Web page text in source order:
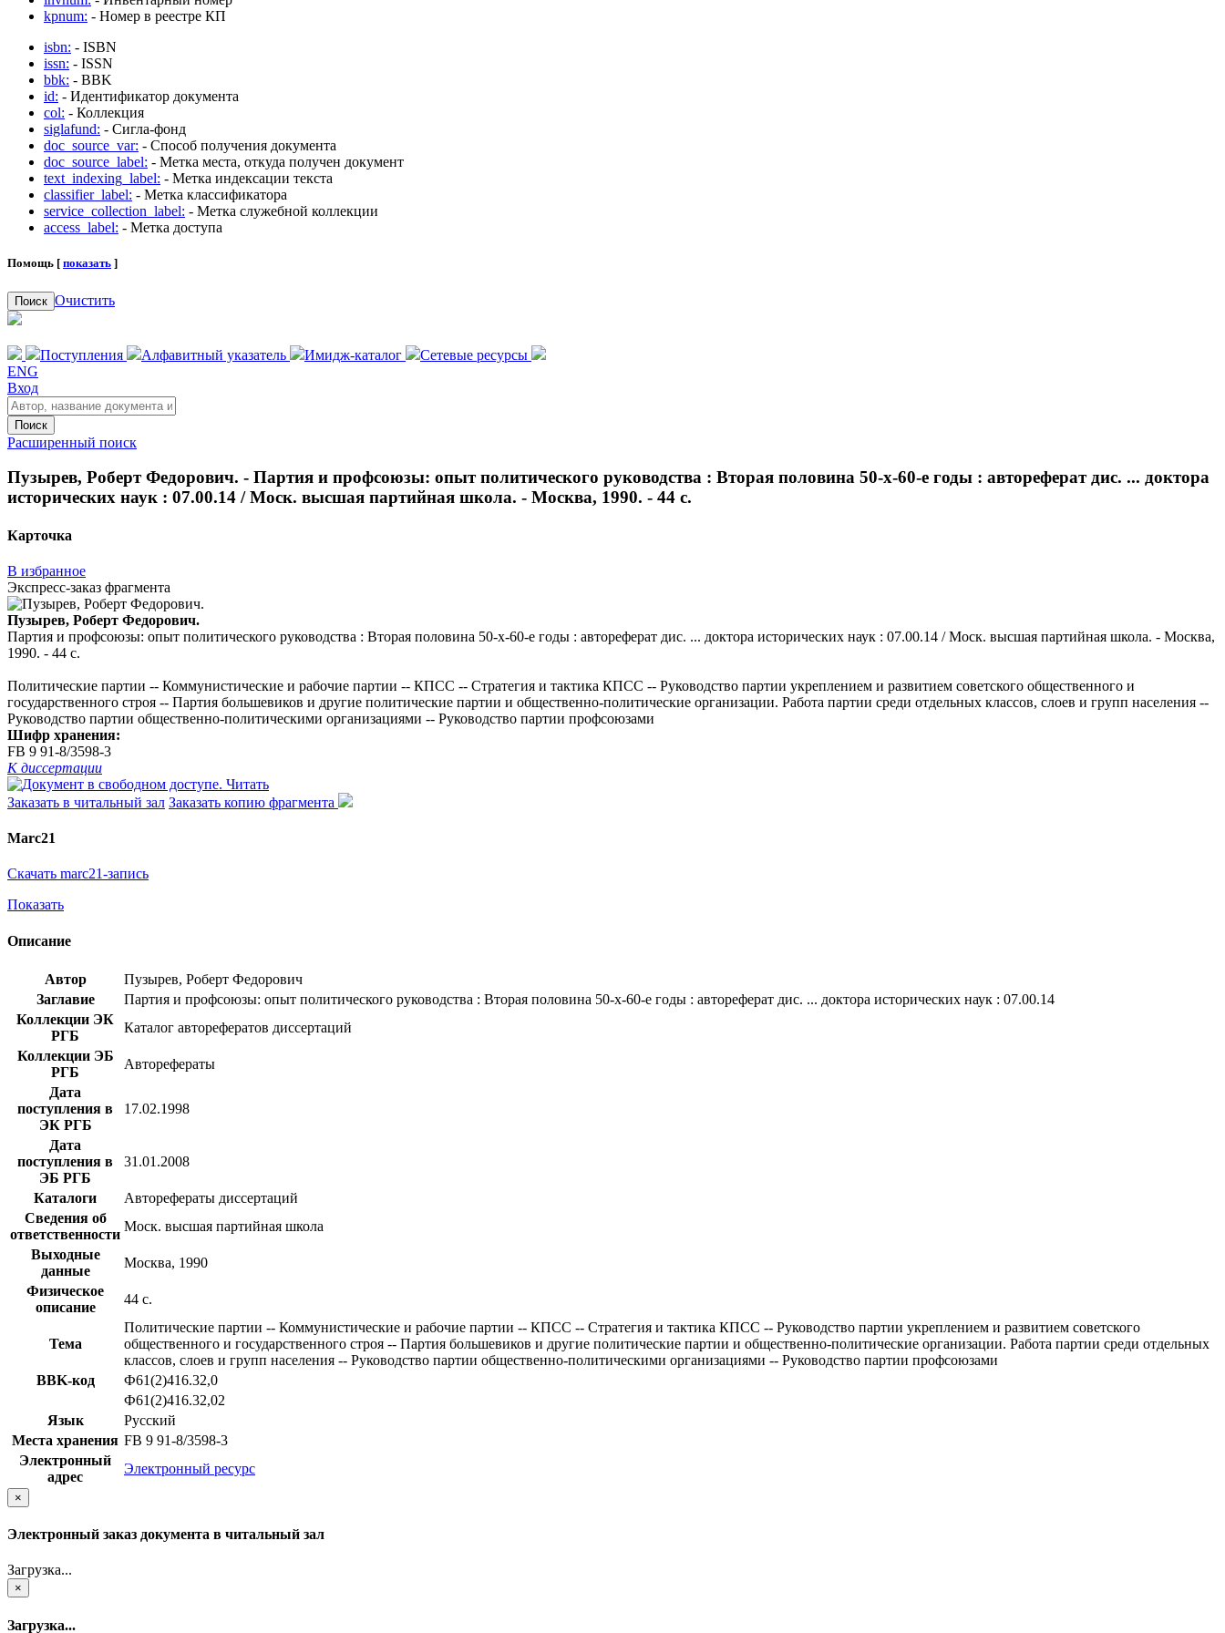
kpnum: - Номер в реестре КП
isbn: - ISBN
issn: - ISSN
bbk: - BBK
id: - Идентификатор документа
col: - Коллекция
siglafund: - Сигла-фонд
doc_source_var: - Способ получения документа
doc_source_label: - Метка места, откуда получен документ
text_indexing_label: - Метка индексации текста
classifier_label: - Метка классификатора
service_collection_label: - Метка служебной коллекции
access_label: - Метка доступа
Помощь [ показать ]
Поиск Очистить
Поступления Алфавитный указатель Имидж-каталог
Сетевые ресурсы
ENG
Вход
Поиск
Расширенный поиск
Пузырев, Роберт Федорович. - Партия и профсоюзы: опыт политического руководства : Вторая половина 50-х-60-е годы : автореферат дис. ... доктора
исторических наук : 07.00.14 / Моск. высшая партийная школа. - Москва, 1990. - 44 с.
Карточка
В избранное
Экспресс-заказ фрагмента
Пузырев, Роберт Федорович.
Партия и профсоюзы: опыт политического руководства : Вторая половина 50-х-60-е годы : автореферат дис. ... доктора исторических наук : 07.00.14 / Моск. высшая партийная школа. - Москва,
1990. - 44 с.
Политические партии -- Коммунистические и рабочие партии -- КПСС -- Стратегия и тактика КПСС -- Руководство партии укреплением и развитием советского общественного и
государственного строя -- Партия большевиков и другие политические партии и общественно-политические организации. Работа партии среди отдельных классов, слоев и групп населения --
Руководство партии общественно-политическими организациями -- Руководство партии профсоюзами
Шифр хранения:
FB 9 91-8/3598-3
К диссертации
Читать
Заказать в читальный зал Заказать копию фрагмента
Marc21
Скачать marc21-запись
Показать
Описание
Автор
Пузырев, Роберт Федорович
Заглавие
Партия и профсоюзы: опыт политического руководства : Вторая половина 50-х-60-е годы : автореферат дис. ... доктора исторических наук : 07.00.14
Коллекции ЭК
РГБ
Каталог авторефератов диссертаций
Коллекции ЭБ
РГБ
Авторефераты
Дата
поступления в
ЭК РГБ
17.02.1998
Дата
поступления в
ЭБ РГБ
31.01.2008
Каталоги
Авторефераты диссертаций
Сведения об
ответственности
Моск. высшая партийная школа
Выходные
данные
Москва, 1990
Физическое
описание
44 с.
Тема
Политические партии -- Коммунистические и рабочие партии -- КПСС -- Стратегия и тактика КПСС -- Руководство партии укреплением и развитием советского
общественного и государственного строя -- Партия большевиков и другие политические партии и общественно-политические организации. Работа партии среди отдельных
классов, слоев и групп населения -- Руководство партии общественно-политическими организациями -- Руководство партии профсоюзами
BBK-код
Ф61(2)416.32,0
Ф61(2)416.32,02
Язык
Русский
Места хранения FB 9 91-8/3598-3
Электронный
адрес
Электронный ресурс
×
Электронный заказ документа в читальный зал
Загрузка...
×
Загрузка...